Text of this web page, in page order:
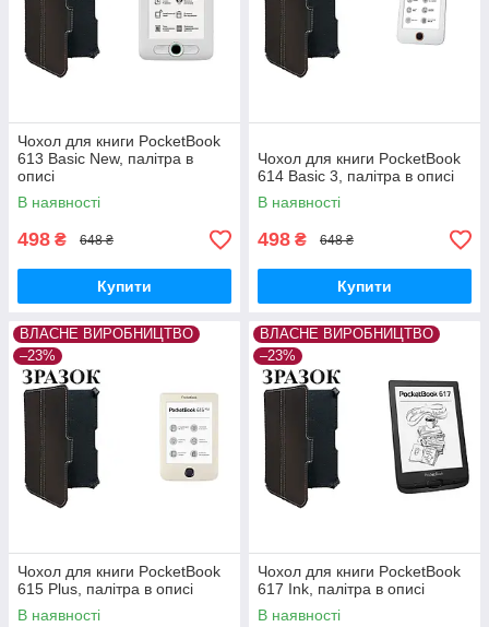
Чохол для книги PocketBook
613 Basic New, палітра в
описі
В наявності
498 ₴ 648 ₴
Купити
Чохол для книги PocketBook
614 Basic 3, палітра в описі
В наявності
498 ₴ 648 ₴
Купити
ВЛАСНЕ ВИРОБНИЦТВО
–23%
Чохол для книги PocketBook
615 Plus, палітра в описі
В наявності
ВЛАСНЕ ВИРОБНИЦТВО
–23%
Чохол для книги PocketBook
617 Ink, палітра в описі
В наявності